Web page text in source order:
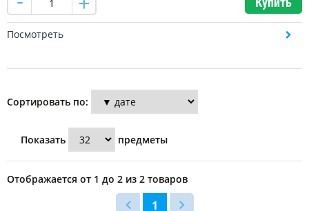
Посмотреть
Сортировать по:
Показать предметы
Отображается от 1 до 2 из 2 товаров
1